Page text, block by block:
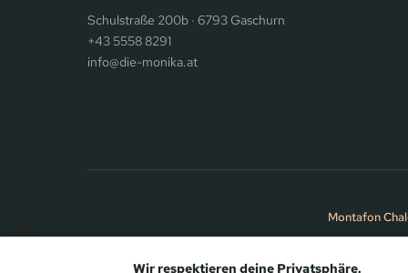
Schulstraße 200b · 6793 Gaschurn
+43 5558 8291
info@die-monika.at
Montafon
Wir respektieren deine Privatsphäre.